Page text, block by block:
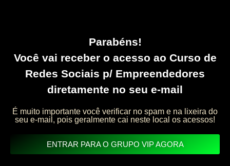
Parabéns!
Você vai receber o acesso ao Curso de
Redes Sociais p/ Empreendedores
diretamente no seu e-mail
É muito importante você verificar no spam e na lixeira do
seu e-mail, pois geralmente cai neste local os acessos!
ENTRAR PARA O GRUPO VIP AGORA